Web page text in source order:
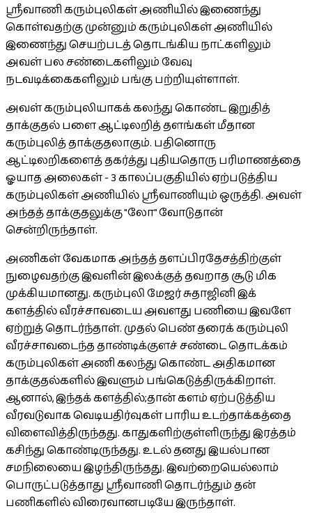
ஸ்ரீவாணி கரும்புலிகள் அணியில் இணைந்து
கொள்வதற்கு முன்னும் கரும்புலிகள் அணியில்
இணைந்து செயற்படத் தொடங்கிய நாட்களிலும்
அவள் பல சண்டைகளிலும் வேவு
நடவடிக்கைகளிலும் பங்கு பற்றியுள்ளாள்.
அவள் கரும்புலியாகக் கலந்து கொண்ட இறுதித்
தாக்குதல் பளை ஆட்டிலறித் தளங்கள் மீதான
கரும்புலித் தாக்குதலாகும். பதினொரு
ஆட்டிலறிகளைத் தகர்த்து புதியதொரு பரிமாணத்தை
ஓயாத அலைகள் - 3 காலப்பகுதியில் ஏற்படுத்திய
கரும்புலிகள் அணியில் ஸ்ரீவாணியும் ஒருத்தி. அவள்
அந்தத் தாக்குதலுக்கு "லோ" வோடுதான்
சென்றிருந்தாள்.
அணிகள் வேகமாக அந்தத் தளப்பிரதேசத்திற்குள்
நுழைவதற்கு இவளின் இலக்குத் தவறாத சூடு மிக
முக்கியமானது. கரும்புலி மேஜர் சுதாஜினி இக்
களத்தில் வீரச்சாவடைய அவளது பணியை இவளே
ஏற்றுத் தொடர்ந்தாள். முதல் பெண் தரைக் கரும்புலி
வீரச்சாவடைந்த தாண்டிக்குளச் சண்டை தொடக்கம்
கரும்புலிகள் அணி கலந்து கொண்ட அதிகமான
தாக்குதல்களில் இவளும் பங்கெடுத்திருக்கிறாள்.
ஆனால், இந்தக் களத்தில்;தான் களம் ஏற்படுத்திய
வீரவடுவாக வெடியதிர்வுகள் பாரிய உடற்தாக்கத்தை
விளைவித்திருந்தது. காதுகளிற்குள்ளிருந்து இரத்தம்
கசிந்து கொண்டிருந்தது. உடல் தனது இயல்பான
சமநிலையை இழந்திருந்தது. இவற்றையெல்லாம்
பொருட்படுத்தாது ஸ்ரீவாணி தொடர்ந்தும் தன்
பணிகளில் விரைவானபடியே இருந்தாள்.